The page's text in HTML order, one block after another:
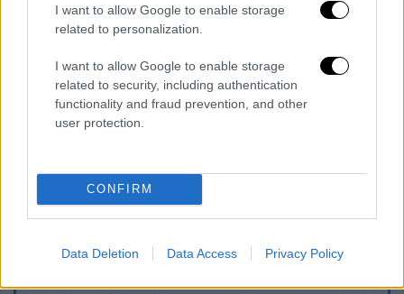
I want to allow Google to enable storage
related to personalization.
I want to allow Google to enable storage
related to security, including authentication
functionality and fraud prevention, and other
user protection.
CONFIRM
Data Deletion Data Access Privacy Policy
ΕΘΝΟΣ θα παρεμβαίνει και τα προσβλητικά σχόλια θα
διαγράφονται
Διαβάστε ακόμη